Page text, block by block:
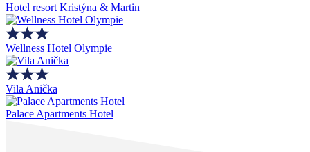
Hotel resort Kristýna & Martin
Wellness Hotel Olympie
Vila Anička
Palace Apartments Hotel